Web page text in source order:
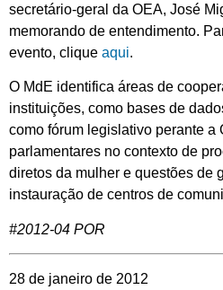
secretário-geral da OEA, José
memorando de entendimento.
evento, clique aqui.
O MdE identifica áreas de
instituições, como bases de
como fórum legislativo perante a
parlamentares no contexto de
diretos da mulher e questões de
instauração de centros de
#2012-04 POR
28 de janeiro de 2012